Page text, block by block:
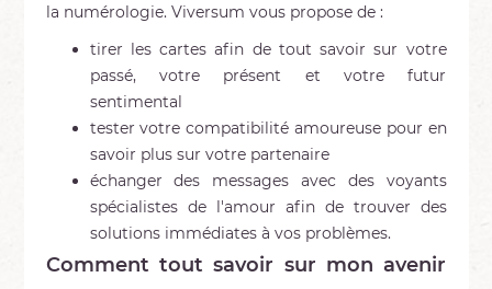
la numérologie. Viversum vous propose de :
tirer les cartes afin de tout savoir sur votre
passé, votre présent et votre futur
sentimental
tester votre compatibilité amoureuse pour en
savoir plus sur votre partenaire
échanger des messages avec des voyants
spécialistes de l'amour afin de trouver des
solutions immédiates à vos problèmes.
Comment tout savoir sur mon avenir